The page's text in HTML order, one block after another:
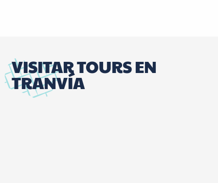
VISITAR TOURS EN
TRANVÍA